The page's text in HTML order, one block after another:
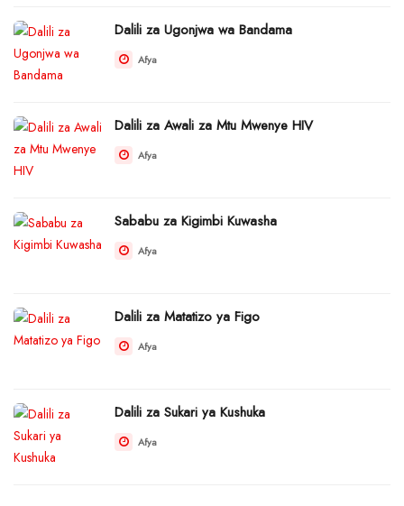
Dalili za Ugonjwa wa Bandama
Afya
Dalili za Awali za Mtu Mwenye HIV
Afya
Sababu za Kigimbi Kuwasha
Afya
Dalili za Matatizo ya Figo
Afya
Dalili za Sukari ya Kushuka
Afya